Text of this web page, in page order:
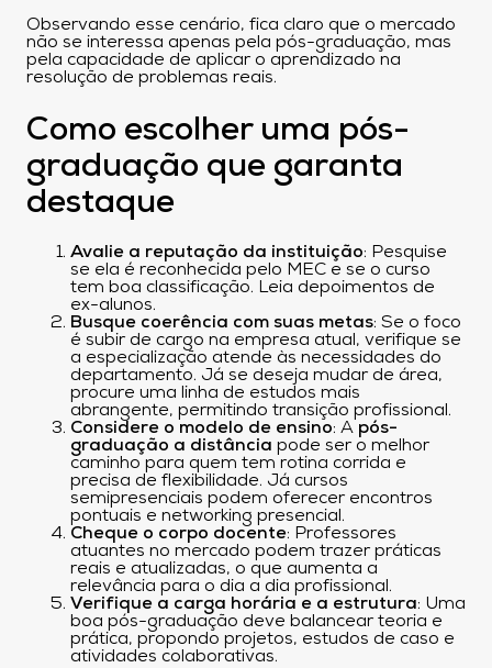
Observando esse cenário, fica claro que o mercado
não se interessa apenas pela pós-graduação, mas
pela capacidade de aplicar o aprendizado na
resolução de problemas reais.
Como escolher uma pós-
graduação que garanta
destaque
Avalie a reputação da instituição: Pesquise
se ela é reconhecida pelo MEC e se o curso
tem boa classificação. Leia depoimentos de
ex-alunos.
Busque coerência com suas metas: Se o foco
é subir de cargo na empresa atual, verifique se
a especialização atende às necessidades do
departamento. Já se deseja mudar de área,
procure uma linha de estudos mais
abrangente, permitindo transição profissional.
Considere o modelo de ensino: A pós-
graduação a distância pode ser o melhor
caminho para quem tem rotina corrida e
precisa de flexibilidade. Já cursos
semipresenciais podem oferecer encontros
pontuais e networking presencial.
Cheque o corpo docente: Professores
atuantes no mercado podem trazer práticas
reais e atualizadas, o que aumenta a
relevância para o dia a dia profissional.
Verifique a carga horária e a estrutura: Uma
boa pós-graduação deve balancear teoria e
prática, propondo projetos, estudos de caso e
atividades colaborativas.